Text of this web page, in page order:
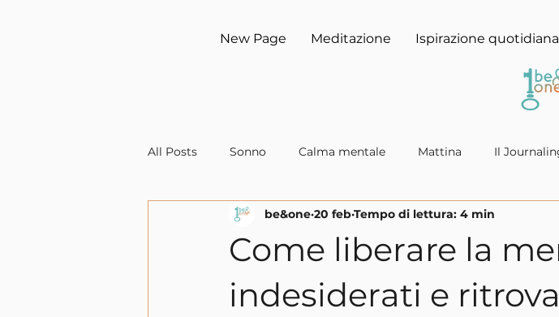
New Page Meditazione Ispirazione quotidiana
All Posts Sonno Calma mentale Mattina Il
Come liberare la
indesiderati e
be&one 20 febTempo di lettura: 4 min